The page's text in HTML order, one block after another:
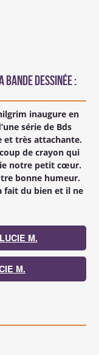
Dessinée :
inaugure en
série de Bds
et très attachante.
de crayon qui
notre petit cœur.
bonne humeur.
fait du bien et il ne
M.
M.